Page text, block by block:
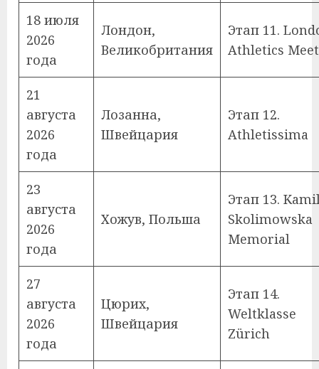
18 июля
2026
года
Лондон,
Великобритания
Этап 11.
Athletics Meet
21
августа
2026
года
Лозанна,
Швейцария
Этап 12.
Athletissima
23
августа
2026
года
Хожув, Польша
Этап 13.
Skolimowska
Memorial
27
августа
2026
года
Цюрих,
Швейцария
Этап 14.
Weltklasse
Zürich